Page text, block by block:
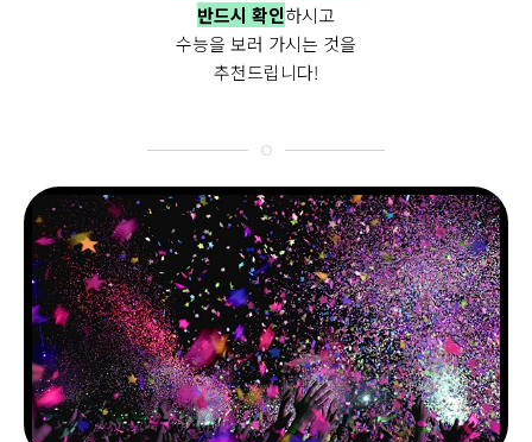
반드시 확인하시고
수능을 보러 가시는 것을
추천드립니다!